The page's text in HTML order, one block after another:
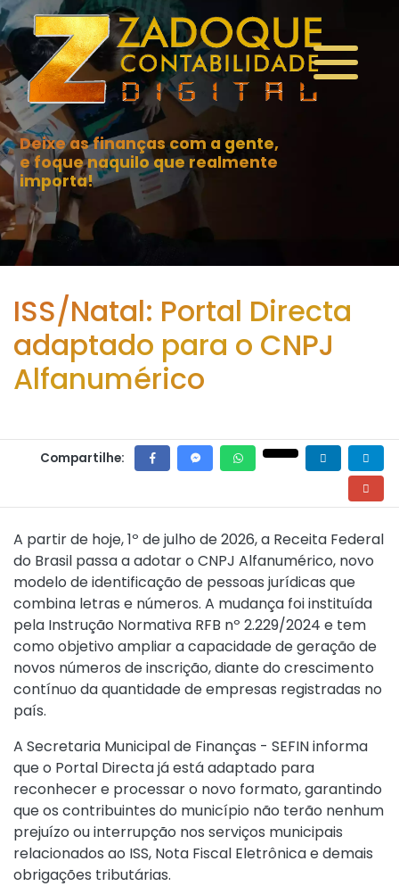
Deixe as finanças com a gente,
e foque naquilo que realmente
importa!
ISS/Natal: Portal Directa
adaptado para o CNPJ
Alfanumérico
Compartilhe:
A partir de hoje, 1º de julho de 2026, a Receita Federal
do Brasil passa a adotar o CNPJ Alfanumérico, novo
modelo de identificação de pessoas jurídicas que
combina letras e números. A mudança foi instituída
pela Instrução Normativa RFB nº 2.229/2024 e tem
como objetivo ampliar a capacidade de geração de
novos números de inscrição, diante do crescimento
contínuo da quantidade de empresas registradas no
país.
A Secretaria Municipal de Finanças - SEFIN informa
que o Portal Directa já está adaptado para
reconhecer e processar o novo formato, garantindo
que os contribuintes do município não terão nenhum
prejuízo ou interrupção nos serviços municipais
relacionados ao ISS, Nota Fiscal Eletrônica e demais
obrigações tributárias.